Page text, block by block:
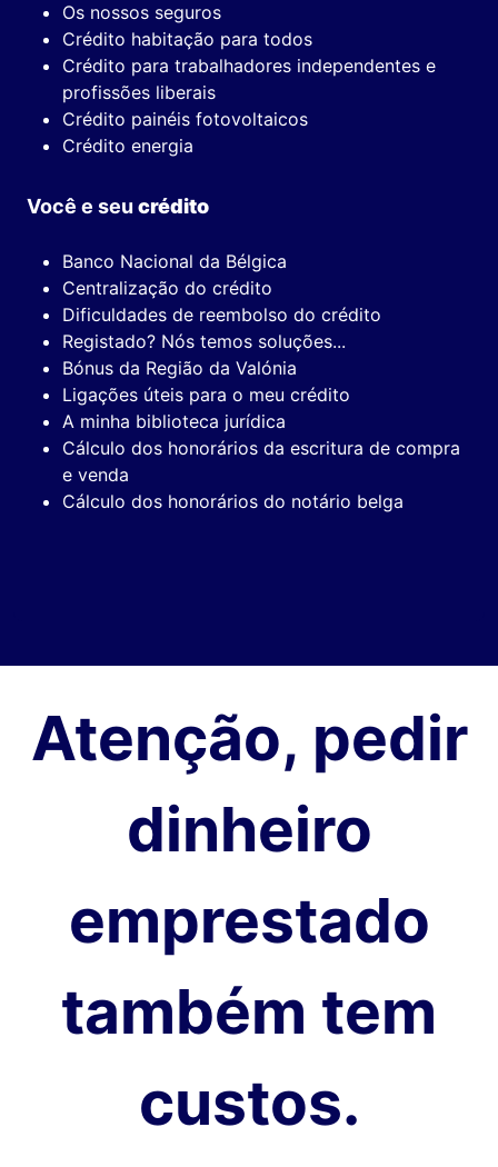
Os nossos seguros
Crédito habitação para todos
Crédito para trabalhadores independentes e
profissões liberais
Crédito painéis fotovoltaicos
Crédito energia
Você e seu crédito
Banco Nacional da Bélgica
Centralização do crédito
Dificuldades de reembolso do crédito
Registado? Nós temos soluções...
Bónus da Região da Valónia
Ligações úteis para o meu crédito
A minha biblioteca jurídica
Cálculo dos honorários da escritura de compra
e venda
Cálculo dos honorários do notário belga
Atenção, pedir
dinheiro
emprestado
também tem
custos.